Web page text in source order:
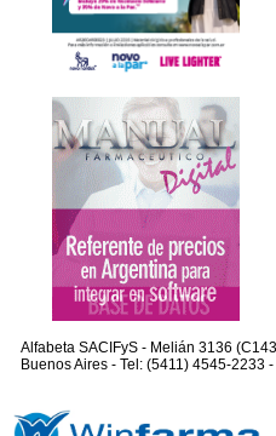
Alfabeta SACIFyS - Melián 3136
Buenos Aires - Tel: (5411) 4545-2233